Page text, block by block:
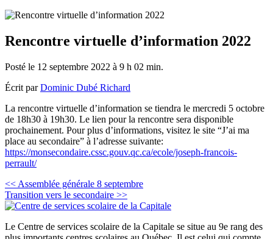
Rencontre virtuelle d’information 2022
Posté le 12 septembre 2022 à 9 h 02 min.
Écrit parDominic Dubé Richard
La rencontre virtuelle d’information se tiendra le mercredi 5 octobre
de 18h30 à 19h30. Le lien pour la rencontre sera disponible
prochainement. Pour plus d’informations, visitez le site “J’ai ma
place au secondaire” à l’adresse suivante:
https://monsecondaire.cssc.gouv.qc.ca/ecole/joseph-francois-
perrault/
Navigation
de
<< Assemblée générale 8 septembre
Transition vers le secondaire >>
Le Centre de services scolaire de la Capitale se situe au 9e rang des